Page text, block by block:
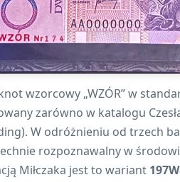
wzorcowy „WZÓR” w
zarówno w katalogu
W odróżnieniu od trzech
rozpoznawalny w
Miłczaka jest to wariant